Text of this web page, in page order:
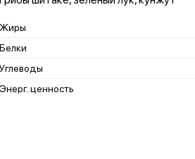
Жиры
Белки
Углеводы
Энерг. ценность